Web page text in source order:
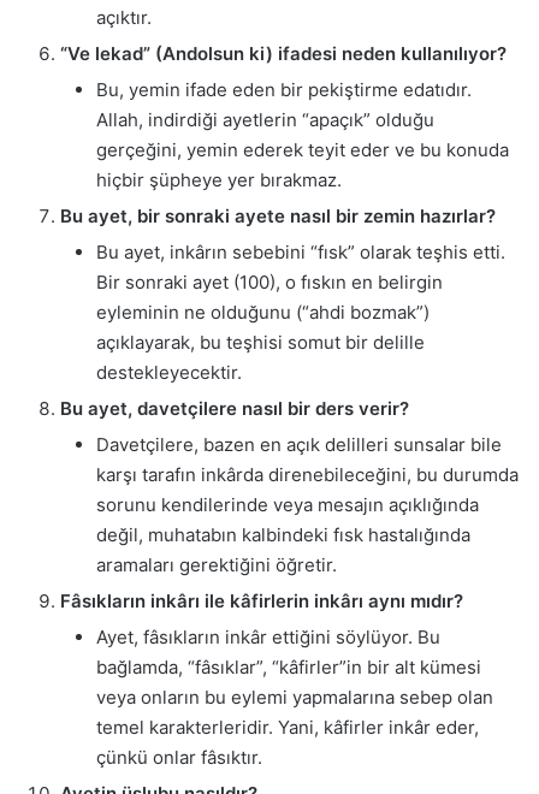
açıktır.
“Ve lekad” (Andolsun ki) ifadesi neden kullanılıyor?
Bu, yemin ifade eden bir pekiştirme edatıdır.
Allah, indirdiği ayetlerin “apaçık” olduğu
gerçeğini, yemin ederek teyit eder ve bu konuda
hiçbir şüpheye yer bırakmaz.
Bu ayet, bir sonraki ayete nasıl bir zemin hazırlar?
Bu ayet, inkârın sebebini “fısk” olarak teşhis etti.
Bir sonraki ayet (100), o fıskın en belirgin
eyleminin ne olduğunu (“ahdi bozmak”)
açıklayarak, bu teşhisi somut bir delille
destekleyecektir.
Bu ayet, davetçilere nasıl bir ders verir?
Davetçilere, bazen en açık delilleri sunsalar bile
karşı tarafın inkârda direnebileceğini, bu durumda
sorunu kendilerinde veya mesajın açıklığında
değil, muhatabın kalbindeki fısk hastalığında
aramaları gerektiğini öğretir.
Fâsıkların inkârı ile kâfirlerin inkârı aynı mıdır?
Ayet, fâsıkların inkâr ettiğini söylüyor. Bu
bağlamda, “fâsıklar”, “kâfirler”in bir alt kümesi
veya onların bu eylemi yapmalarına sebep olan
temel karakterleridir. Yani, kâfirler inkâr eder,
çünkü onlar fâsıktır.